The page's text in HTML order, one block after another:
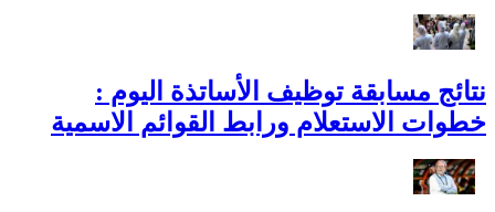
نتائج مسابقة توظيف الأساتذة اليوم :
خطوات الاستعلام ورابط القوائم الاسمية